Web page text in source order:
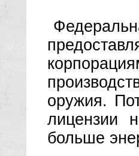
оружия.
лицензии
больше